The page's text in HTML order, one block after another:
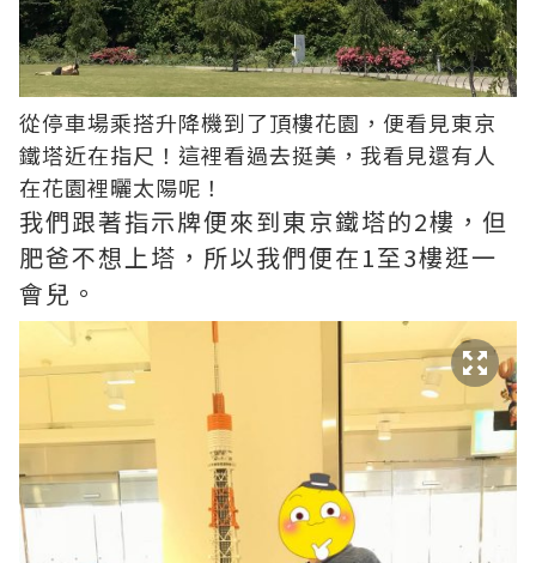
從停車場乘搭升降機到了頂樓花園，便看見東京
鐵塔近在指尺！這裡看過去挺美，我看見還有人
在花園裡曬太陽呢！
我們跟著指示牌便來到東京鐵塔的2樓，但
肥爸不想上塔，所以我們便在1至3樓逛一
會兒。